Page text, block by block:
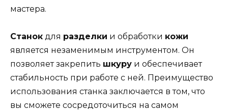
мастера.
Станок для разделки и обработки кожи
является незаменимым инструментом. Он
позволяет закрепить шкуру и обеспечивает
стабильность при работе с ней. Преимущество
использования станка заключается в том, что
вы сможете сосредоточиться на самом